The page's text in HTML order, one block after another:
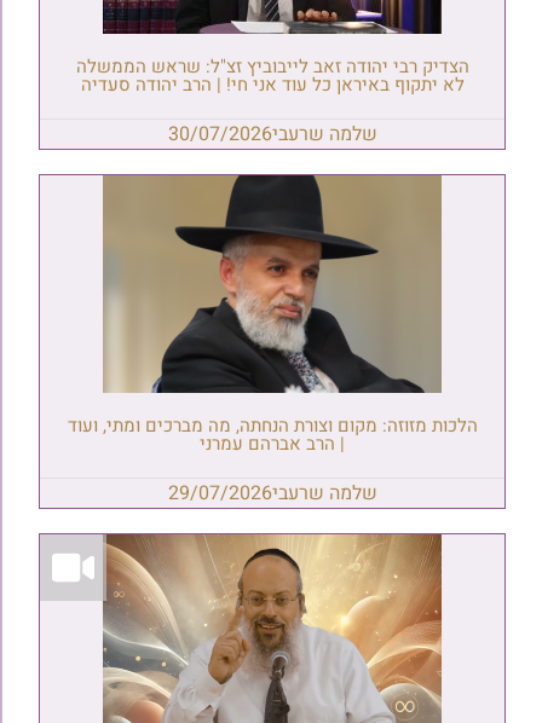
הצדיק רבי יהודה זאב לייבוביץ זצ"ל: שראש הממשלה
לא יתקוף באיראן כל עוד אני חי! | הרב יהודה סעדיה
שלמה שרעבי30/07/2026
הלכות מזוזה: מקום וצורת הנחתה, מה מברכים ומתי, ועוד
| הרב אברהם עמרני
שלמה שרעבי29/07/2026